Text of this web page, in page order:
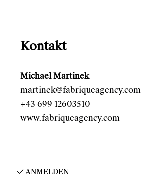
Kontakt
Michael Martinek
martinek@fabriqueagency.com
+43 699 12603510
www.fabriqueagency.com
ANMELDEN